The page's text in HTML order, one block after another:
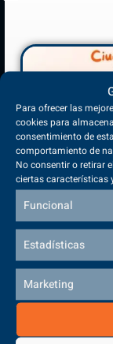
Para ofrecer las
cookies para
consentimiento de
comportamiento de
No consentir o retirar
ciertas características
Funcional
Estadísticas
Marketing
En